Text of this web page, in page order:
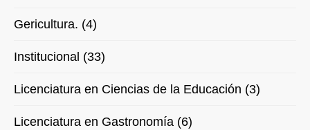
Gericultura. (4)
Institucional (33)
Licenciatura en Ciencias de la Educación (3)
Licenciatura en Gastronomía (6)